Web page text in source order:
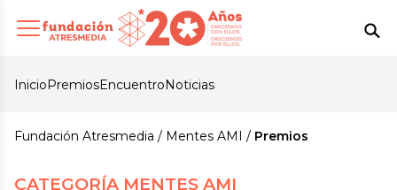
InicioPremiosEncuentroNoticias
Fundación Atresmedia Mentes AMI Premios
CATEGORÍA MENTES AMI